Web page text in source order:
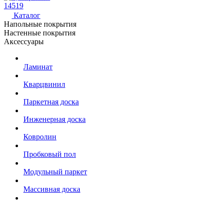
14519
Каталог
Напольные покрытия
Настенные покрытия
Аксессуары
Ламинат
Кварцвинил
Паркетная доска
Инженерная доска
Ковролин
Пробковый пол
Модульный паркет
Массивная доска